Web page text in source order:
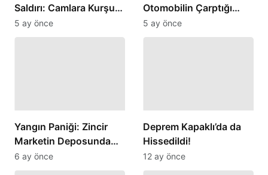
Saldırı: Camlara Kurşun
İsabet Etti
5 ay önce
Otomobilin Çarptığı
Kadın Yaralandı
5 ay önce
Yangın Paniği: Zincir
Marketin Deposunda
Korku Dolu Anlar
Yaşandı
6 ay önce
Deprem Kapaklı’da da
Hissedildi!
12 ay önce